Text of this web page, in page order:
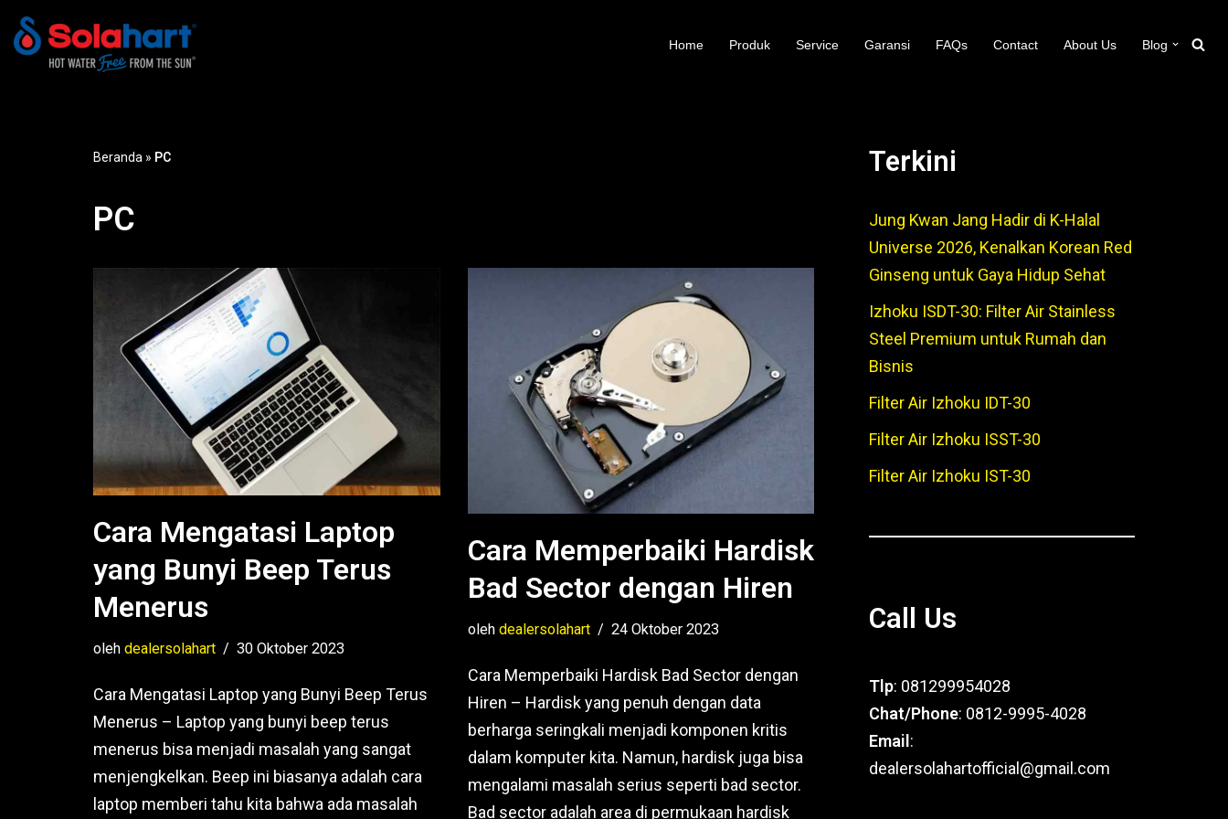
Lompat
Home Produk Service Garansi FAQs Contact About Us Blog
Beranda » PC
PC
Cara Mengatasi Laptop
yang Bunyi Beep Terus
Menerus
oleh dealersolahart 30 Oktober 2023
Cara Mengatasi Laptop yang Bunyi Beep Terus
Menerus – Laptop yang bunyi beep terus
menerus bisa menjadi masalah yang sangat
menjengkelkan. Beep ini biasanya adalah cara
laptop memberi tahu kita bahwa ada masalah
Cara Memperbaiki Hardisk
Bad Sector dengan Hiren
oleh dealersolahart 24 Oktober 2023
Cara Memperbaiki Hardisk Bad Sector dengan
Hiren – Hardisk yang penuh dengan data
berharga seringkali menjadi komponen kritis
dalam komputer kita. Namun, hardisk juga bisa
mengalami masalah serius seperti bad sector.
Bad sector adalah area di permukaan hardisk
Terkini
Jung Kwan Jang Hadir di K-Halal
Universe 2026, Kenalkan Korean Red
Ginseng untuk Gaya Hidup Sehat
Izhoku ISDT-30: Filter Air Stainless
Steel Premium untuk Rumah dan
Bisnis
Filter Air Izhoku IDT-30
Filter Air Izhoku ISST-30
Filter Air Izhoku IST-30
Call Us
Tlp: 081299954028
Chat/Phone: 0812-9995-4028
Email :
dealersolahartofficial@gmail.com